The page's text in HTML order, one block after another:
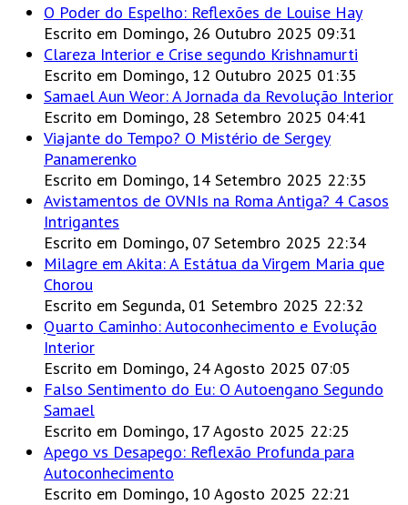
O Poder do Espelho: Reflexões de Louise Hay
Escrito em Domingo, 26 Outubro 2025 09:31
Clareza Interior e Crise segundo Krishnamurti
Escrito em Domingo, 12 Outubro 2025 01:35
Samael Aun Weor: A Jornada da Revolução Interior
Escrito em Domingo, 28 Setembro 2025 04:41
Viajante do Tempo? O Mistério de Sergey
Panamerenko
Escrito em Domingo, 14 Setembro 2025 22:35
Avistamentos de OVNIs na Roma Antiga? 4 Casos
Intrigantes
Escrito em Domingo, 07 Setembro 2025 22:34
Milagre em Akita: A Estátua da Virgem Maria que
Chorou
Escrito em Segunda, 01 Setembro 2025 22:32
Quarto Caminho: Autoconhecimento e Evolução
Interior
Escrito em Domingo, 24 Agosto 2025 07:05
Falso Sentimento do Eu: O Autoengano Segundo
Samael
Escrito em Domingo, 17 Agosto 2025 22:25
Apego vs Desapego: Reflexão Profunda para
Autoconhecimento
Escrito em Domingo, 10 Agosto 2025 22:21